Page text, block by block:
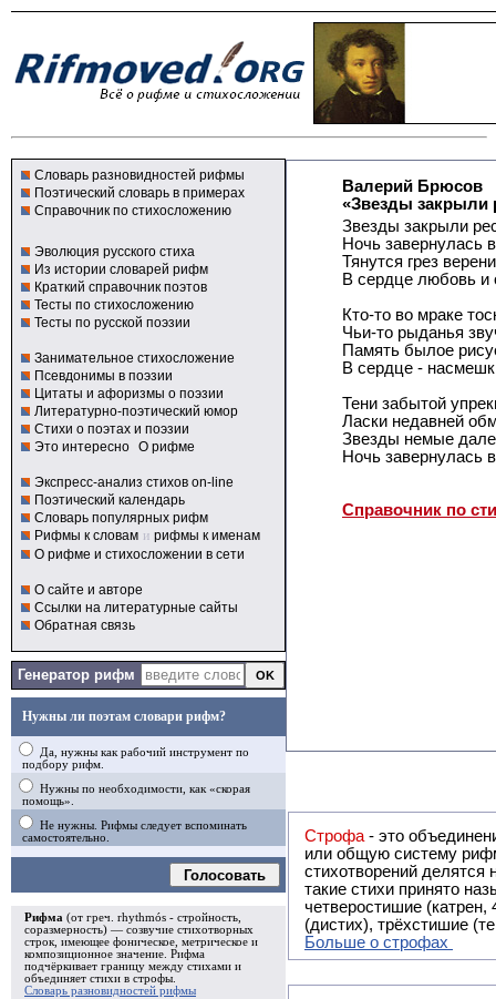
Словарь разновидностей рифмы
Поэтический словарь в примерах
Справочник по стихосложению
Эволюция русского стиха
Из истории словарей рифм
Краткий справочник поэтов
Тесты по стихосложению
Тесты по русской поэзии
Занимательное стихосложение
Псевдонимы в поэзии
Цитаты и афоризмы о поэзии
Литературно-поэтический юмор
Стихи о поэтах и поэзии
Это интересно О рифме
Экспресс-анализ стихов on-line
Поэтический календарь
Словарь популярных рифм
Рифмы к словам и рифмы к именам
О рифме и стихосложении в сети
О сайте и авторе
Ссылки на литературные сайты
Обратная связь
Генератор рифм
Нужны ли поэтам словари рифм?
Да, нужны как рабочий инструмент по
подбору рифм.
Нужны по необходимости, как «скорая
помощь».
Не нужны. Рифмы следует вспоминать
самостоятельно.
Голосовать
Рифма (от греч. rhythmós - стройность,
соразмерность) — созвучие стихотворных
строк, имеющее фоническое, метрическое и
композиционное значение. Рифма
подчёркивает границу между стихами и
объединяет стихи в строфы
Словарь разновидностей рифмы
Валерий Брюсов
«Звезды закрыли
Звезды закрыли
Ночь завернулась
Тянутся грез
В сердце любовь и
Кто-то во мраке
Чьи-то рыданья
Память былое
В сердце -
Тени забытой
Ласки недавней
Звезды немые
Ночь завернулась
Справочник по
Строфа - это объединение двух
или общую систему рифм, и регулярно или периодически
стихотворений делятся на строфы и т.о. являются строфическими.
такие стихи принято называть астрофическими. Самая популярная строфа в русской поэзии -
четверостишие
(дистих), трёхстишие
Больше о строфах